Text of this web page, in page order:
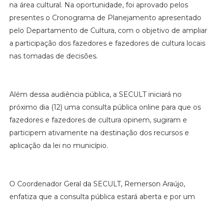
na área cultural. Na oportunidade, foi aprovado pelos
presentes o Cronograma de Planejamento apresentado
pelo Departamento de Cultura, com o objetivo de ampliar
a participação dos fazedores e fazedores de cultura locais
nas tomadas de decisões.
Além dessa audiência pública, a SECULT iniciará no
próximo dia (12) uma consulta pública online para que os
fazedores e fazedores de cultura opinem, sugiram e
participem ativamente na destinação dos recursos e
aplicação da lei no município.
O Coordenador Geral da SECULT, Remerson Araújo,
enfatiza que a consulta pública estará aberta e por um